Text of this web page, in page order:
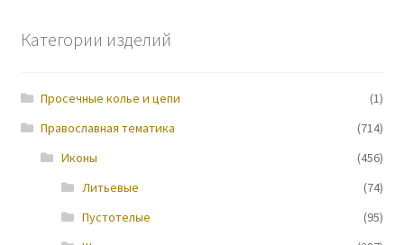
Прайс-лист
Контакты
Категории изделий
Просечные колье и цепи
(1)
Православная тематика
(714)
Иконы
(456)
Литьевые
(74)
Пустотелые
(95)